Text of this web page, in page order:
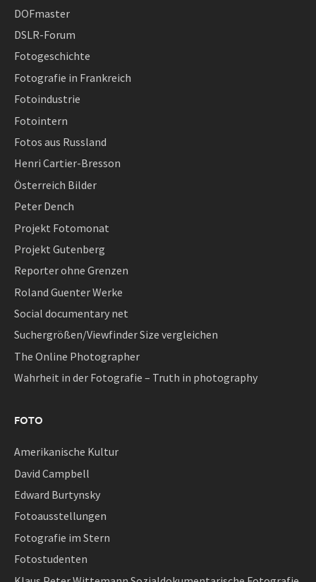
DOFmaster
DSLR-Forum
Fotogeschichte
Fotografie in Frankreich
Fotoindustrie
Fotointern
Fotos aus Russland
Henri Cartier-Bresson
Österreich Bilder
Peter Dench
Projekt Fotomonat
Projekt Gutenberg
Reporter ohne Grenzen
Roland Guenter Werke
Social documentary net
Suchergrößen/Viewfinder Size vergleichen
The Online Photographer
Wahrheit in der Fotografie – Truth in photography
FOTO
Amerikanische Kultur
David Campbell
Edward Burtynsky
Fotoausstellungen
Fotografie im Stern
Fotostudenten